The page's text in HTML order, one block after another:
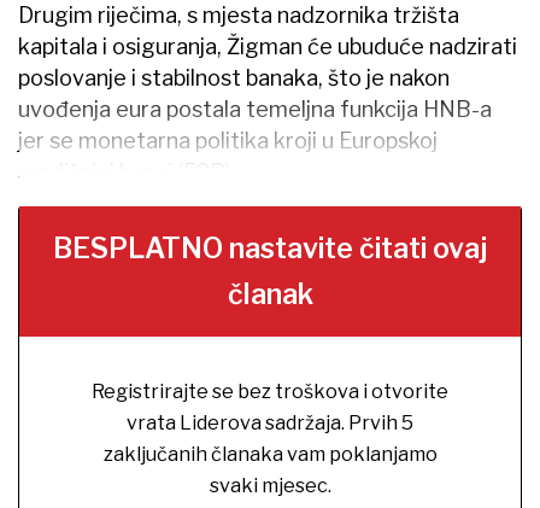
Drugim riječima, s mjesta nadzornika tržišta
kapitala i osiguranja, Žigman će ubuduće nadzirati
poslovanje i stabilnost banaka, što je nakon
uvođenja eura postala temeljna funkcija HNB-a
jer se monetarna politika kroji u Europskoj
središnjoj banci (ECB).
BESPLATNO nastavite čitati ovaj
članak
Registrirajte se bez troškova i otvorite
vrata Liderova sadržaja. Prvih 5
zaključanih članaka vam poklanjamo
svaki mjesec.